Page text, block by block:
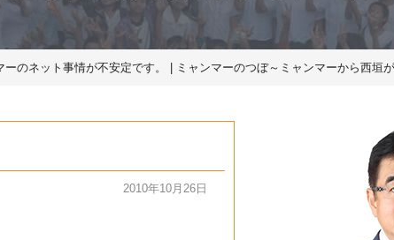
ーのネット事情が不安定です。 | ミャンマーのつぼ～ミャンマーから西垣
2010年10月26日